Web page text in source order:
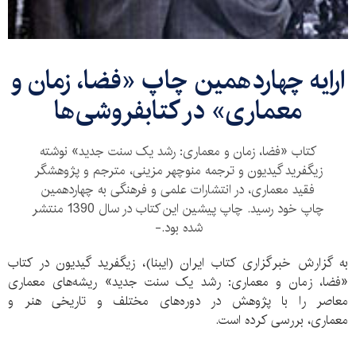
ارایه چهاردهمین چاپ «فضا، زمان و
معماری» در کتابفروشی‌ها
کتاب «فضا، زمان و معماری: رشد یک سنت جدید» نوشته
زیگفرید گیدیون و ترجمه منوچهر مزینی، مترجم و پژوهشگر
فقید معماری، در انتشارات علمی و فرهنگی به چهاردهمین
چاپ خود رسید. چاپ پیشین این کتاب در سال 1390 منتشر
شده بود.-
به گزارش خبرگزاری کتاب ایران (ایبنا)، زیگفرید گیدیون در کتاب
«فضا، زمان و معماری: رشد یک سنت جدید» ریشه‌های معماری
معاصر را با پژوهش در دوره‌های مختلف و تاریخی هنر و
معماری، بررسی کرده است.